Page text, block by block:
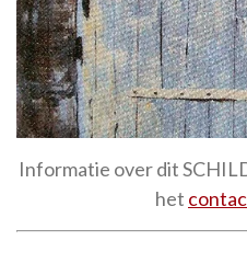
Informatie over dit
het